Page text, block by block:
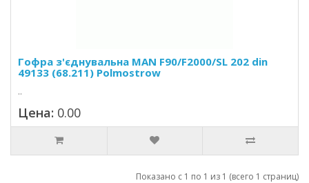
Гофра з'єднувальна MAN F90/F2000/SL 202 din
49133 (68.211) Polmostrow
..
Цена: 0.00
Показано с 1 по 1 из 1 (всего 1 страниц)